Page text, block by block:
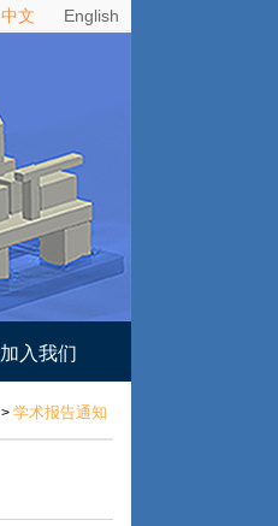
中文 English
加入我们
> 学术报告通知